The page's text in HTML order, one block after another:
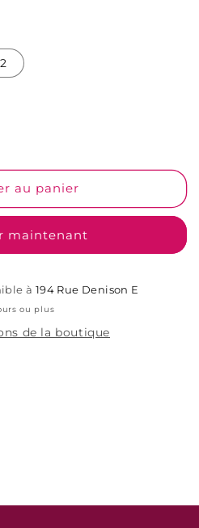
au panier
maintenant
à 194 Rue Denison E
ou plus
de la boutique